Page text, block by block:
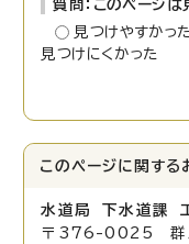
質問：このページ
見つけやすかっ
見つけにくかった
このページに関する
水道局 下水道課
〒376-0025 群